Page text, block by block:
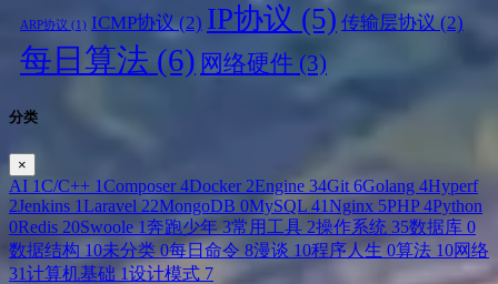
ARP协议 (1) ICMP协议 (2) IP协议 (5) 传输层协议 (2)
每日算法 (6) 网络硬件 (3)
分类
×
AI 1C/C++ 1Composer 4Docker 2Engine 34Git 6Golang 4Hyperf
2Jenkins 1Laravel 22MongoDB 0MySQL 41Nginx 5PHP4Python
0Redis 20Swoole 1奔跑少年 3常用工具 2操作系统 35数据库 0
数据结构 10未分类 0每日命令 8漫谈 10程序人生 0算法 10网络
31计算机基础 1设计模式 7